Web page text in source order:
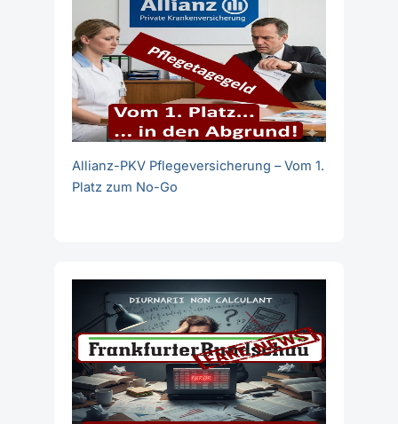
Allianz-PKV Pflegeversicherung – Vom 1.
Platz zum No-Go